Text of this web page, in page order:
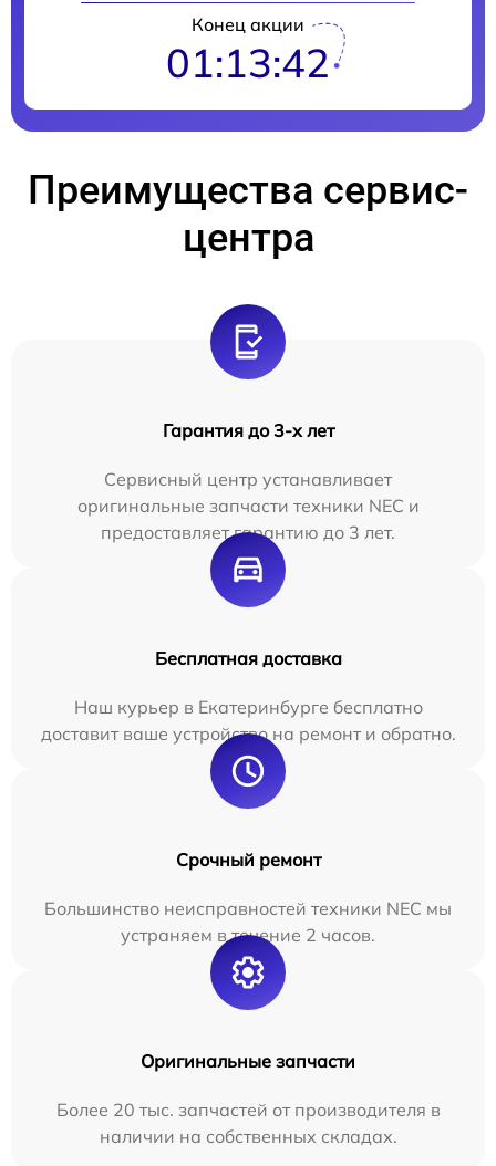
Конец акции
01:13:41
Преимущества сервис-
центра
Гарантия до 3-х лет
Сервисный центр устанавливает
оригинальные запчасти техники NEC и
предоставляет гарантию до 3 лет.
Бесплатная доставка
Наш курьер в Екатеринбурге бесплатно
доставит ваше устройство на ремонт и обратно.
Срочный ремонт
Большинство неисправностей техники NEC мы
устраняем в течение 2 часов.
Оригинальные запчасти
Более 20 тыс. запчастей от производителя в
наличии на собственных складах.